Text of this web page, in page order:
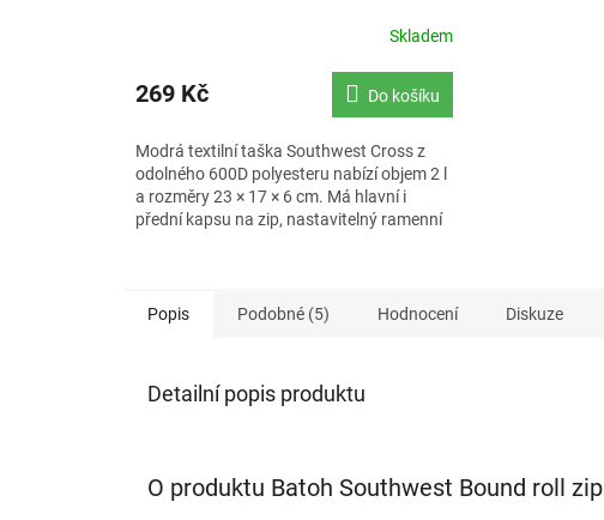
Skladem
269 Kč Do košíku
Modrá textilní taška Southwest Cross z
odolného 600D polyesteru nabízí objem 2 l
a rozměry 23 × 17 × 6 cm. Má hlavní i
přední kapsu na zip, nastavitelný ramenní
Popis Podobné (5) Hodnocení Diskuze
Detailní popis produktu
O produktu Batoh Southwest Bound roll zip